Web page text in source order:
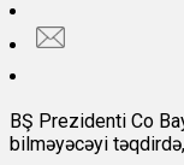
BŞ Prezidenti Co
bilməyəcəyi